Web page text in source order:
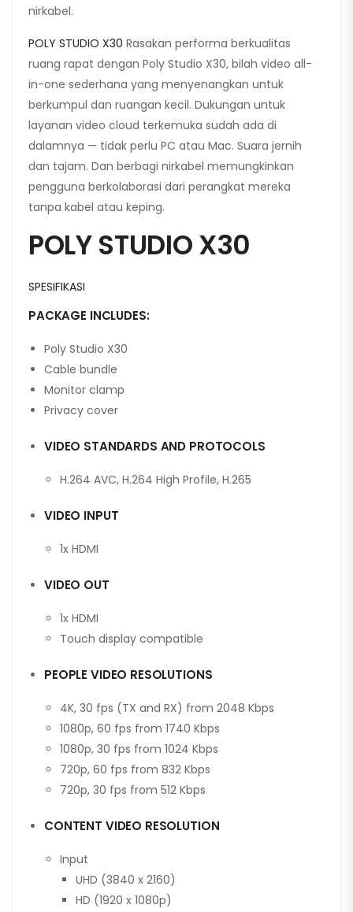
nirkabel.
POLY STUDIO X30 Rasakan performa berkualitas
ruang rapat dengan Poly Studio X30, bilah video all-
in-one sederhana yang menyenangkan untuk
berkumpul dan ruangan kecil. Dukungan untuk
layanan video cloud terkemuka sudah ada di
dalamnya — tidak perlu PC atau Mac. Suara jernih
dan tajam. Dan berbagi nirkabel memungkinkan
pengguna berkolaborasi dari perangkat mereka
tanpa kabel atau keping.
POLY STUDIO X30
SPESIFIKASI
PACKAGE INCLUDES:
Poly Studio X30
Cable bundle
Monitor clamp
Privacy cover
VIDEO STANDARDS AND PROTOCOLS
H.264 AVC, H.264 High Profile, H.265
VIDEO INPUT
1x HDMI
VIDEO OUT
1x HDMI
Touch display compatible
PEOPLE VIDEO RESOLUTIONS
4K, 30 fps (TX and RX) from 2048 Kbps
1080p, 60 fps from 1740 Kbps
1080p, 30 fps from 1024 Kbps
720p, 60 fps from 832 Kbps
720p, 30 fps from 512 Kbps
CONTENT VIDEO RESOLUTION
Input
UHD (3840 x 2160)
HD (1920 x 1080p)